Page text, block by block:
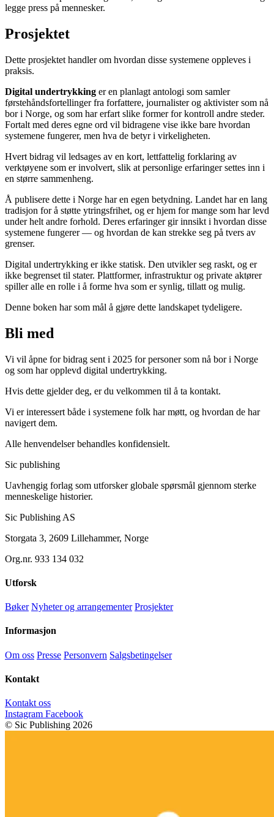
legge press på mennesker.
Prosjektet
Dette prosjektet handler om hvordan disse systemene oppleves i
praksis.
Digital undertrykking er en planlagt antologi som samler
førstehåndsfortellinger fra forfattere, journalister og aktivister som nå
bor i Norge, og som har erfart slike former for kontroll andre steder.
Fortalt med deres egne ord vil bidragene vise ikke bare hvordan
systemene fungerer, men hva de betyr i virkeligheten.
Hvert bidrag vil ledsages av en kort, lettfattelig forklaring av
verktøyene som er involvert, slik at personlige erfaringer settes inn i
en større sammenheng.
Å publisere dette i Norge har en egen betydning. Landet har en lang
tradisjon for å støtte ytringsfrihet, og er hjem for mange som har levd
under helt andre forhold. Deres erfaringer gir innsikt i hvordan disse
systemene fungerer — og hvordan de kan strekke seg på tvers av
grenser.
Digital undertrykking er ikke statisk. Den utvikler seg raskt, og er
ikke begrenset til stater. Plattformer, infrastruktur og private aktører
spiller alle en rolle i å forme hva som er synlig, tillatt og mulig.
Denne boken har som mål å gjøre dette landskapet tydeligere.
Bli med
Vi vil åpne for bidrag sent i 2025 for personer som nå bor i Norge
og som har opplevd digital undertrykking.
Hvis dette gjelder deg, er du velkommen til å ta kontakt.
Vi er interessert både i systemene folk har møtt, og hvordan de har
navigert dem.
Alle henvendelser behandles konfidensielt.
Sic publishing
Uavhengig forlag som utforsker globale spørsmål gjennom sterke
menneskelige historier.
Sic Publishing AS
Storgata 3, 2609 Lillehammer, Norge
Org.nr. 933 134 032
Utforsk
Bøker Nyheter og arrangementer Prosjekter
Informasjon
Om oss Presse Personvern Salgsbetingelser
Kontakt
Kontakt oss
Instagram Facebook
© Sic Publishing 2026